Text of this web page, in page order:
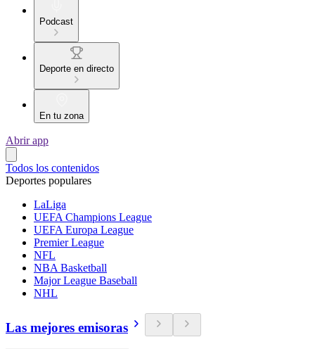
Podcast
Deporte en directo
En tu zona
Abrir app
Todos los contenidos
Deportes populares
LaLiga
UEFA Champions League
UEFA Europa League
Premier League
NFL
NBA Basketball
Major League Baseball
NHL
Las mejores emisoras